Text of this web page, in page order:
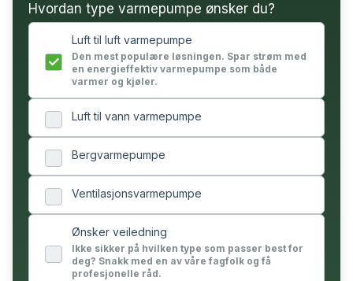
Hvordan type varmepumpe ønsker du?
Luft til luft varmepumpe
Den mest populære løsningen. Spar strøm med
en energieffektiv varmepumpe som både
varmer og kjøler.
Luft til vann varmepumpe
Bergvarmepumpe
Ventilasjonsvarmepumpe
Ønsker veiledning
Ikke sikker på hvilken type som passer best for
deg? Snakk med en av våre fagfolk og få
profesjonelle råd.